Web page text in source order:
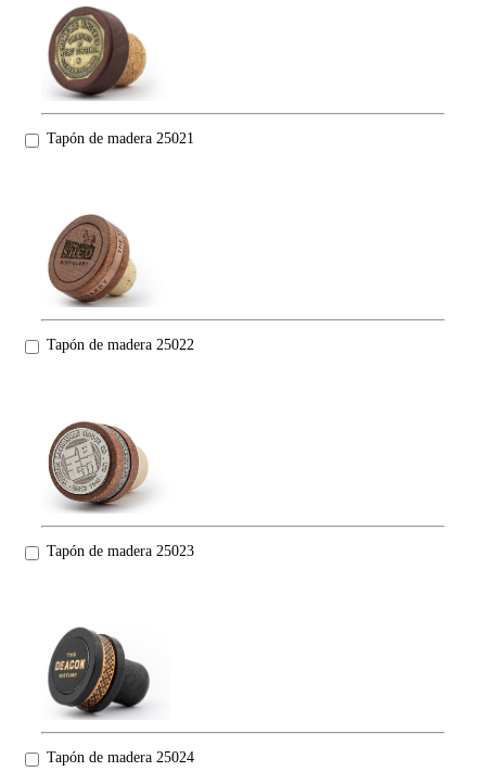
Tapón de madera 25021
Tapón de madera 25022
Tapón de madera 25023
Tapón de madera 25024